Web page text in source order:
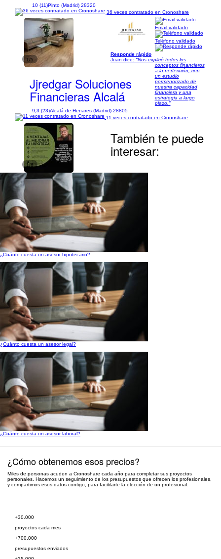
10 (11)Pinto (Madrid) 28320
36 veces contratado en Cronoshare
1/5
Jjredgar Soluciones
Financieras Alcalá
9,3 (23)Alcalá de Henares (Madrid) 28805
Email validado
Teléfono validado
Responde rápido
Juan dice: "Nos explicó todos los
conceptos financieros
a la perfección, con
un estudio
pormenorizado de
nuestra capacidad
financiera y una
estrategia a largo
plazo."
11 veces contratado en Cronoshare
1/6
También te puede
interesar:
¿Cuánto cuesta un asesor hipotecario?
¿Cuánto cuesta un asesor legal?
¿Cuánto cuesta un asesor laboral?
¿Cómo obtenemos esos precios?
Miles de personas acuden a Cronoshare cada año para completar sus proyectos
personales. Hacemos un seguimiento de los presupuestos que ofrecen los profesionales,
y compartimos esos datos contigo, para facilitarte la elección de un profesional.
+30.000
proyectos cada mes
+700.000
presupuestos enviados